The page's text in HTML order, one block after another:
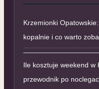
Krzemionki
kopalnie i co warto
Ile kosztuje weekend w
przewodnik po